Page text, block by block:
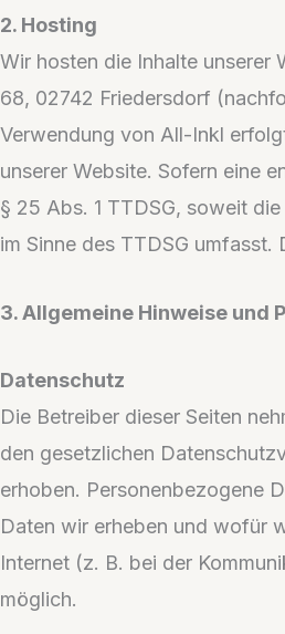
2. Hosting
Wir hosten die Inhalte unserer
68, 02742 Friedersdorf
Verwendung von All-Inkl
unserer Website. Sofern eine
§ 25 Abs. 1 TTDSG, soweit
im Sinne des TTDSG
3. Allgemeine Hinweise und
Datenschutz
Die Betreiber dieser Seiten
den gesetzlichen
erhoben. Personenbezogene
Daten wir erheben und wofür
Internet (z. B. bei der
möglich.